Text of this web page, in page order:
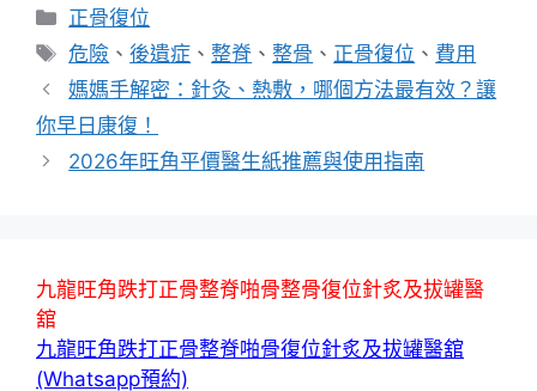
分
類
正骨復位
標
籤
危險 、後遺症 、整脊 、整骨 、 正骨復位 、 費用
媽媽手解密：針灸、熱敷，哪個方法最有效？讓
你早日康復！
2026年旺角平價醫生紙推薦與使用指南
九龍旺角跌打正骨整脊啪骨整骨復位針炙及拔罐醫
舘
九龍旺角跌打正骨整脊啪骨復位針炙及拔罐醫舘
(Whatsapp預約)